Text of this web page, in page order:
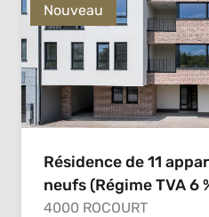
Nouveau
Résidence de 11
neufs (Régime TVA 6
4000 ROCOURT